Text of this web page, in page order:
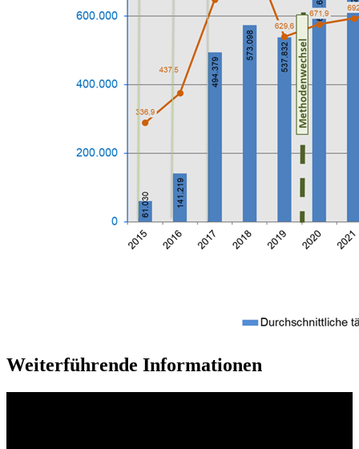
Weiterführende Informationen